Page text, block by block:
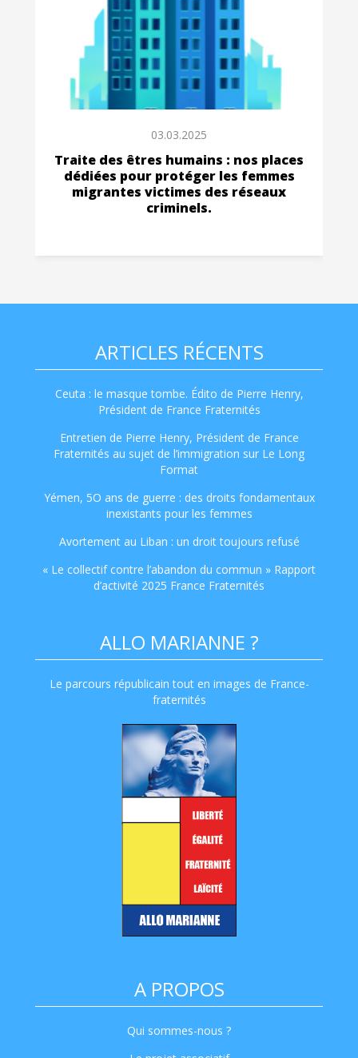
03.03.2025
Traite des êtres humains : nos places
dédiées pour protéger les femmes
migrantes victimes des réseaux
criminels.
ARTICLES RÉCENTS
Ceuta : le masque tombe. Édito de Pierre Henry,
Président de France Fraternités
Entretien de Pierre Henry, Président de France
Fraternités au sujet de l’immigration sur Le Long
Format
Yémen, 5O ans de guerre : des droits fondamentaux
inexistants pour les femmes
Avortement au Liban : un droit toujours refusé
« Le collectif contre l’abandon du commun » Rapport
d’activité 2025 France Fraternités
ALLO MARIANNE ?
Le parcours républicain tout en images de France-
fraternités
A PROPOS
Qui sommes-nous ?